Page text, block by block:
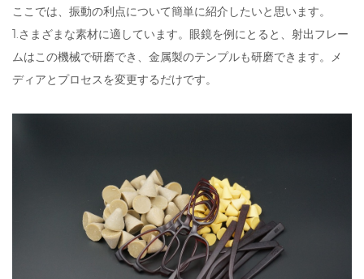
ここでは、振動の利点について簡単に紹介したいと思います。
1.さまざまな素材に適しています。眼鏡を例にとると、射出フレー
ムはこの機械で研磨でき、金属製のテンプルも研磨できます。メ
ディアとプロセスを変更するだけです。